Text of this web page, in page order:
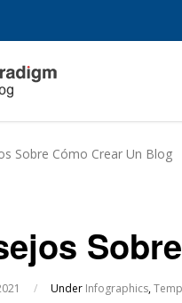
Sobre Cómo Crear Un Blog
/ Under Infographics,